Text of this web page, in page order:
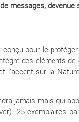
messages, devenue
pour le
des éléments
l’accent sur la
jamais mais qui
25 exemplaires